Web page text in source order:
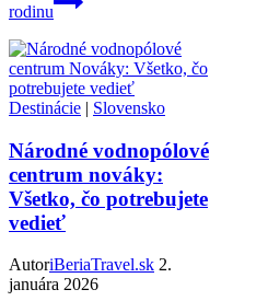
rodinu
Destinácie | Slovensko
Národné vodnopólové
centrum nováky:
Všetko, čo potrebujete
vedieť
AutoriBeriaTravel.sk 2.
januára 2026